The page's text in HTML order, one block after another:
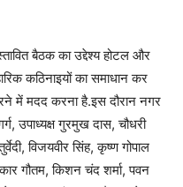
बैठक का उद्देश्य होटल और
कठिनाइयों का समाधान कर
में मदद करना है.इस दौरान नगर
उपाध्यक्ष गुरमुख दास, चौधरी
विजयवीर सिंह, कृष्ण गोपाल
गौतम, किशन चंद शर्मा, पवन